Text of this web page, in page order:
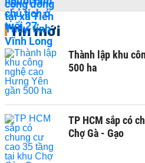
Tin mới
Thành lập khu
500 ha
TP HCM sắp có
Chợ Gà - Gạo